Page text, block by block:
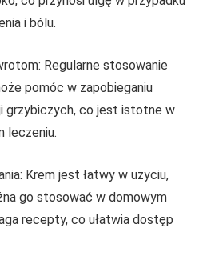
i bólu.
Regularne stosowanie
pomóc w zapobieganiu
grzybiczych, co jest istotne w
leczeniu.
Krem jest łatwy w użyciu,
go stosować w domowym
recepty, co ułatwia dostęp